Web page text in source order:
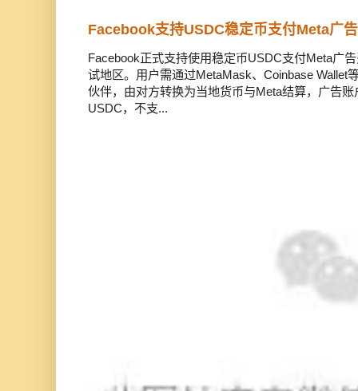
Facebook支持USDC稳定币支付Meta广
Facebook正式支持使用稳定币USDC支付Meta广
试地区。用户需通过MetaMask、Coinbase Wallet
伙伴，由对方转换为当地货币与Meta结算，广告
USDC，不支...